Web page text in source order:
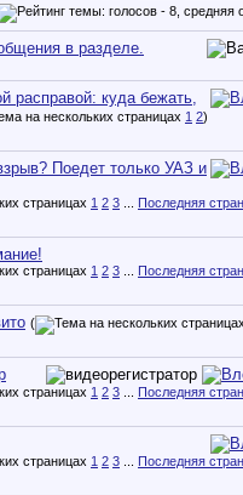
в разделе.
расправой: куда бежать,
1 2)
Поедет только УАЗ и
1 2 3
Последняя
1 2 3
Последняя
(
1 2 3
Последняя
1 2 3
Последняя